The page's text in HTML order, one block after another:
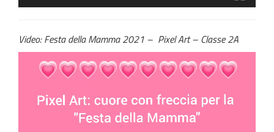
Video: Festa della Mamma 2021 – Pixel Art – Classe 2A
Player